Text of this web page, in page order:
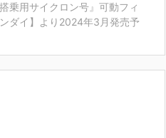
乗用サイクロン号』可動フィ
ダイ】より2024年3月発売予